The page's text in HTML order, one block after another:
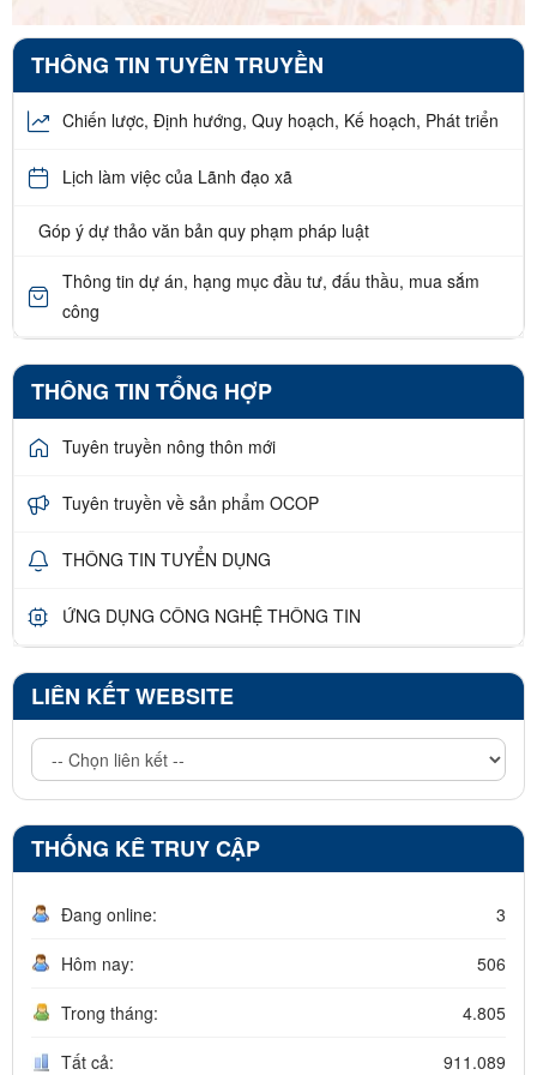
THÔNG TIN TUYÊN TRUYỀN
Chiến lược, Định hướng, Quy hoạch, Kế hoạch, Phát triển
Lịch làm việc của Lãnh đạo xã
Góp ý dự thảo văn bản quy phạm pháp luật
Thông tin dự án, hạng mục đầu tư, đấu thầu, mua sắm
công
THÔNG TIN TỔNG HỢP
Tuyên truyền nông thôn mới
Tuyên truyền về sản phẩm OCOP
THÔNG TIN TUYỂN DỤNG
ỨNG DỤNG CÔNG NGHỆ THÔNG TIN
LIÊN KẾT WEBSITE
THỐNG KÊ TRUY CẬP
Đang online: 3
Hôm nay: 506
Trong tháng: 4.805
Tất cả: 911.089